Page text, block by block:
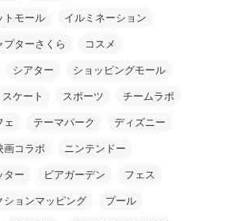
トモール イルミネーション
プターさくら コスメ
シアター ショッピングモール
スケート スポーツ チームラボ
ェ テーマパーク ディズニー
画コラボ ニンテンドー
ター ビアガーデン フェス
ションマッピング プール